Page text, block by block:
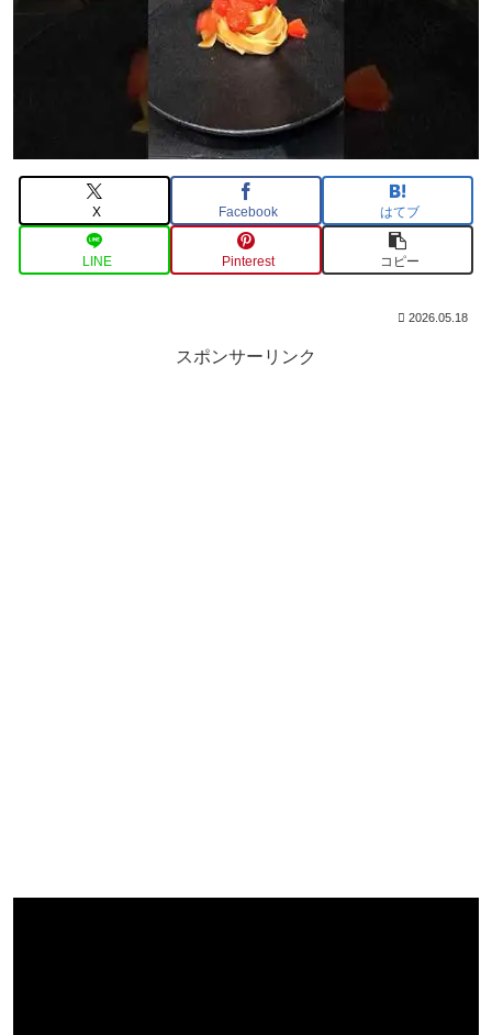
X Facebook はてブ
LINE Pinterest コピー
2026.05.18
スポンサーリンク